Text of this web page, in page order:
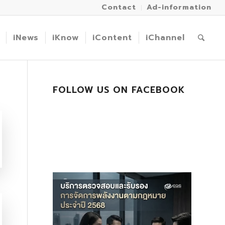
Contact Ad-information
iNews iKnow iContent iChannel
FOLLOW US ON FACEBOOK